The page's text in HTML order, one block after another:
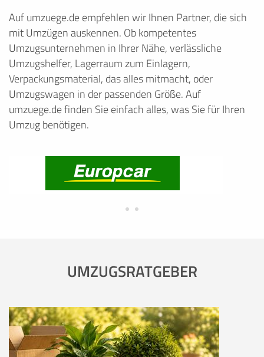
Auf umzuege.de empfehlen wir Ihnen Partner, die sich
mit Umzügen auskennen. Ob kompetentes
Umzugsunternehmen in Ihrer Nähe, verlässliche
Umzugshelfer, Lagerraum zum Einlagern,
Verpackungsmaterial, das alles mitmacht, oder
Umzugswagen in der passenden Größe. Auf
umzuege.de finden Sie einfach alles, was Sie für Ihren
Umzug benötigen.
UMZUGSRATGEBER